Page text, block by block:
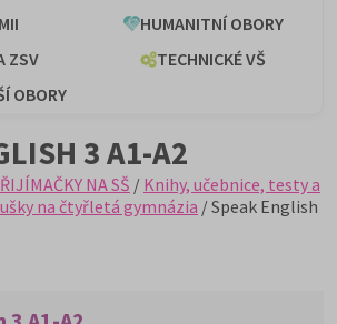
HUMANITNÍ OBORY
ZSV
TECHNICKÉ VŠ
OBORY
3 A1-A2
NA SŠ / Knihy, učebnice, testy a
na čtyřletá gymnázia / Speak English